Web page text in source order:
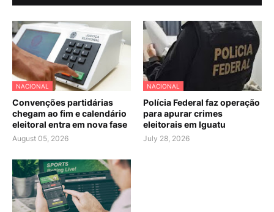
NACIONAL
Convenções partidárias
chegam ao fim e calendário
eleitoral entra em nova fase
August 05, 2026
NACIONAL
Polícia Federal faz operação
para apurar crimes
eleitorais em Iguatu
July 28, 2026